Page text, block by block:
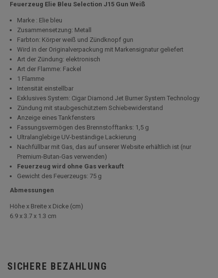
Feuerzeug Elie Bleu Selection J15 Gun Weiß
Marke : Elie bleu
Zusammensetzung: Metall
Farbton: Körper weiß und Zündknopf gun
Wird in der Originalverpackung mit Markensignatur geliefert
Art der Zündung: elektronisch
Art der Flamme: Fackel
1 Flamme
Intensität einstellbar
Exklusives System: Cigar Diamond Jet Burner System Technology
Zündung mit staubgeschütztem Schiebewiderstand
Anzeige eines Tankfensters
Fassungsvermögen des Brennstofftanks: 1,5 g
Ultralanglebige UV-beständige Lackierung
Nachfüllbar mit Gas, das auf unserer Website erhältlich ist (nur
Premium-Butan-Gas verwenden)
Feuerzeug wird ohne Gas verkauft
Gewicht des Feuerzeugs: 75 g
Abmessungen
Höhe x Breite x Dicke (cm)
6.9 x 3.7 x 1.3 cm
SICHERE BEZAHLUNG